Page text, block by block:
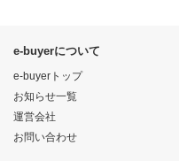
e-buyerについて
e-buyerトップ
お知らせ一覧
運営会社
お問い合わせ